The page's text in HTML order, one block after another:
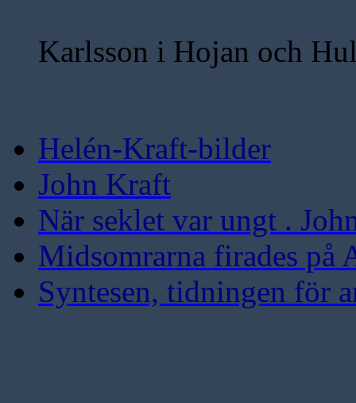
Karlsson i Hojan och
Helén-Kraft-bilder
John Kraft
När seklet var ungt .
Midsomrarna firades på
Syntesen, tidningen för